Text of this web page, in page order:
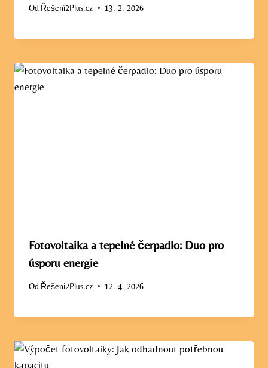
Od Řešení2Plus.cz 13. 2. 2026
Fotovoltaika a tepelné čerpadlo: Duo pro
úsporu energie
Od Řešení2Plus.cz 12. 4. 2026